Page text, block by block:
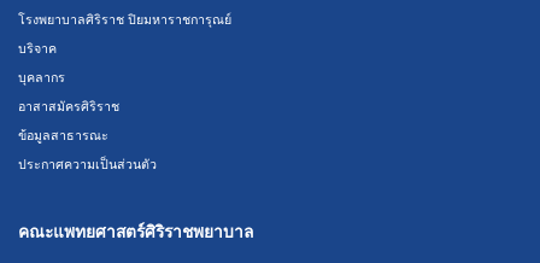
โรงพยาบาลศิริราช ปิยมหาราชการุณย์
บริจาค
บุคลากร
อาสาสมัครศิริราช
ข้อมูลสาธารณะ
ประกาศความเป็นส่วนตัว
คณะแพทยศาสตร์ศิริราชพยาบาล